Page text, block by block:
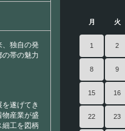
独自の発
帯の魅力
遂げてき
産業が盛
細工を図柄
月 火
1 2
8 9
15 16
22 23